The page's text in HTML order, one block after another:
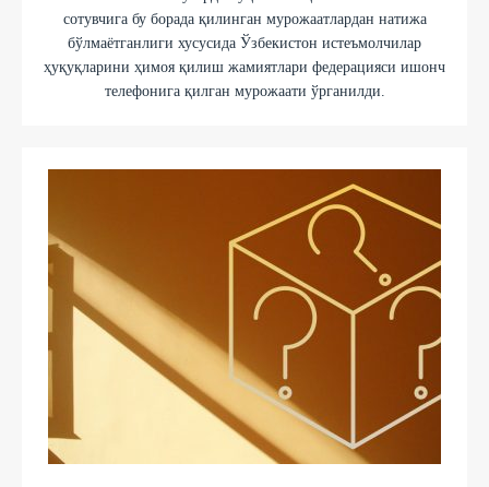
сотувчига бу борада қилинган мурожаатлардан натижа
бўлмаётганлиги хусусида Ўзбекистон истеъмолчилар
ҳуқуқларини ҳимоя қилиш жамиятлари федерацияси ишонч
телефонига қилган мурожаати ўрганилди.